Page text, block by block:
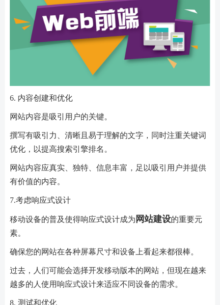
6. 内容创建和优化
网站内容是吸引用户的关键。
撰写有吸引力、清晰且易于理解的文字，同时注重关键词
优化，以提高搜索引擎排名。
网站内容应真实、独特、信息丰富，足以吸引用户并提供
有价值的内容。
7.考虑响应式设计
移动设备的普及使得响应式设计成为 网站建设的重要元
素。
确保您的网站在各种屏幕尺寸和设备上看起来都很棒。
过去，人们可能会选择开发移动版本的网站，但现在越来
越多的人使用响应式设计来适应不同设备的需求。
8. 测试和优化